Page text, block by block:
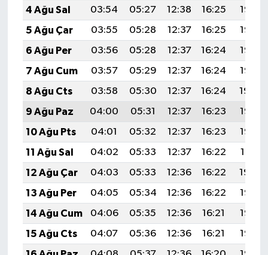
4 Ağu Sal
03:54 05:27 12:38 16:25
19:38
5 Ağu Çar
03:55 05:28 12:37 16:25
19:37
6 Ağu Per
03:56 05:28 12:37 16:24
19:36
7 Ağu Cum
03:57 05:29 12:37 16:24
19:35
8 Ağu Cts
03:58 05:30 12:37 16:24
19:34
9 Ağu Paz
04:00 05:31 12:37 16:23
19:33
10 Ağu Pts
04:01 05:32 12:37 16:23
19:32
11 Ağu Sal
04:02 05:33 12:37 16:22
19:31
12 Ağu Çar
04:03 05:33 12:36 16:22
19:30
13 Ağu Per
04:05 05:34 12:36 16:22
19:28
14 Ağu Cum
04:06 05:35 12:36 16:21
19:27
15 Ağu Cts
04:07 05:36 12:36 16:21
19:26